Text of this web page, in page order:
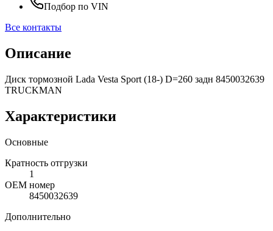
Подбор по VIN
Все контакты
Описание
Диск тормозной Lada Vesta Sport (18-) D=260 задн 8450032639
TRUCKMAN
Характеристики
Основные
Кратность отгрузки
1
ОЕМ номер
8450032639
Дополнительно